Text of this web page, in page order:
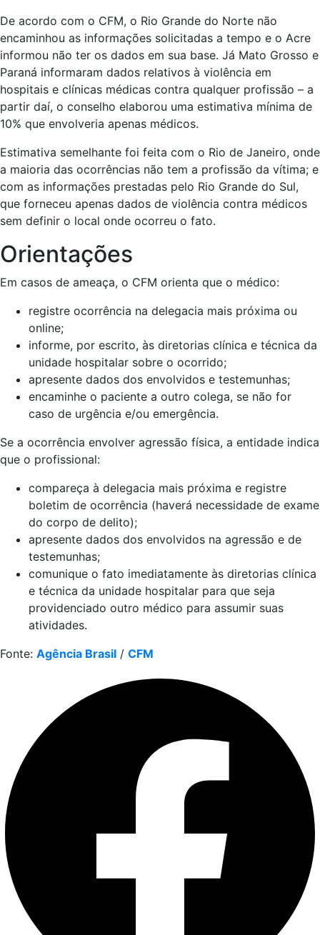
De acordo com o CFM, o Rio Grande do Norte não
encaminhou as informações solicitadas a tempo e o Acre
informou não ter os dados em sua base. Já Mato Grosso e
Paraná informaram dados relativos à violência em
hospitais e clínicas médicas contra qualquer profissão – a
partir daí, o conselho elaborou uma estimativa mínima de
10% que envolveria apenas médicos.
Estimativa semelhante foi feita com o Rio de Janeiro, onde
a maioria das ocorrências não tem a profissão da vítima; e
com as informações prestadas pelo Rio Grande do Sul,
que forneceu apenas dados de violência contra médicos
sem definir o local onde ocorreu o fato.
Orientações
Em casos de ameaça, o CFM orienta que o médico:
registre ocorrência na delegacia mais próxima ou
online;
informe, por escrito, às diretorias clínica e técnica da
unidade hospitalar sobre o ocorrido;
apresente dados dos envolvidos e testemunhas;
encaminhe o paciente a outro colega, se não for
caso de urgência e/ou emergência.
Se a ocorrência envolver agressão física, a entidade indica
que o profissional:
compareça à delegacia mais próxima e registre
boletim de ocorrência (haverá necessidade de exame
do corpo de delito);
apresente dados dos envolvidos na agressão e de
testemunhas;
comunique o fato imediatamente às diretorias clínica
e técnica da unidade hospitalar para que seja
providenciado outro médico para assumir suas
atividades.
Fonte: Agência Brasil / CFM